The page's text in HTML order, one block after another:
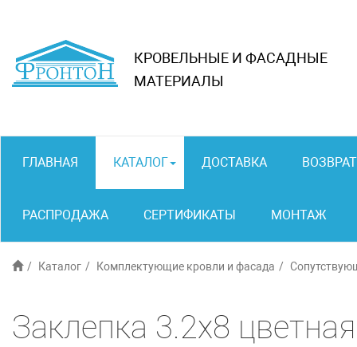
КРОВЕЛЬНЫЕ И ФАСАДНЫЕ
МАТЕРИАЛЫ
ГЛАВНАЯ КАТАЛОГ ДОСТАВКА ВОЗВРАТ
РАСПРОДАЖА СЕРТИФИКАТЫ МОНТАЖ
Каталог Комплектующие кровли и фасада
Заклепка 3.2х8